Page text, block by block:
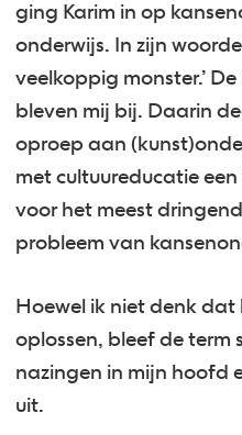
ging Karim in op
onderwijs. In zijn
veelkoppig monster.’
bleven mij bij. Daarin
oproep aan
met cultuureducatie een
voor het meest
probleem van
Hoewel ik niet denk dat
oplossen, bleef de term
nazingen in mijn hoofd
uit.